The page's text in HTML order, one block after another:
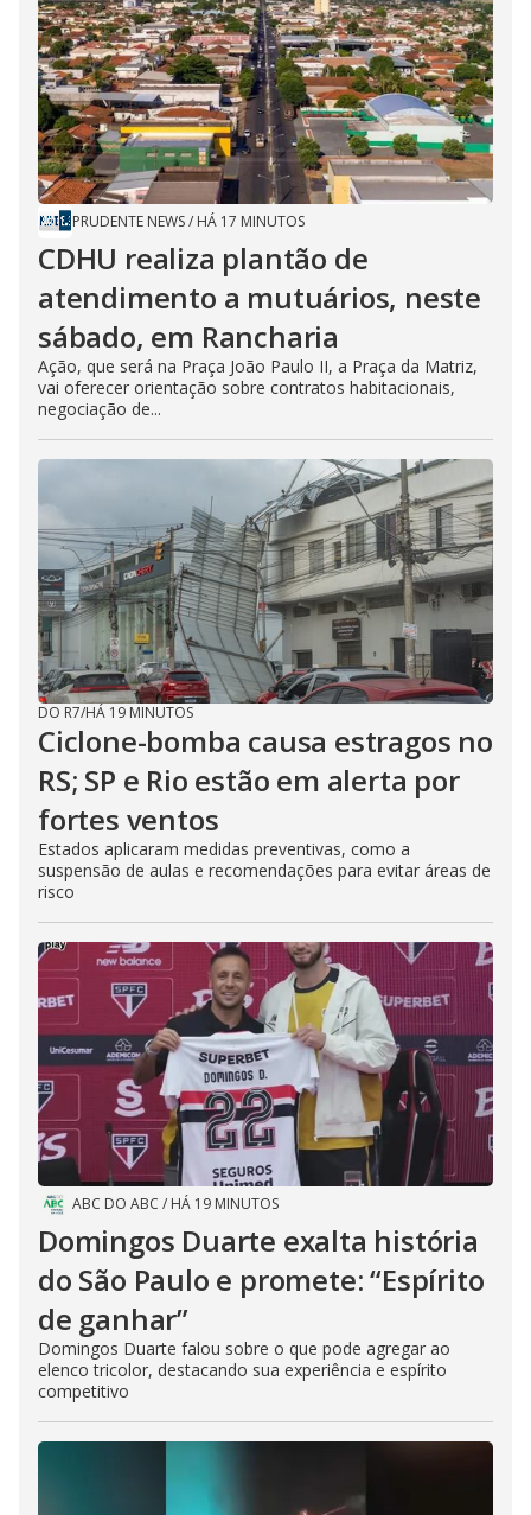
PRUDENTE NEWS/ HÁ 17 MINUTOS
CDHU realiza plantão de
atendimento a mutuários, neste
sábado, em Rancharia
Ação, que será na Praça João Paulo II, a Praça da Matriz,
vai oferecer orientação sobre contratos habitacionais,
negociação de...
DO R7/HÁ 19 MINUTOS
Ciclone-bomba causa estragos no
RS; SP e Rio estão em alerta por
fortes ventos
Estados aplicaram medidas preventivas, como a
suspensão de aulas e recomendações para evitar áreas de
risco
ABC DO ABC / HÁ 19 MINUTOS
Domingos Duarte exalta história
do São Paulo e promete: “Espírito
de ganhar”
Domingos Duarte falou sobre o que pode agregar ao
elenco tricolor, destacando sua experiência e espírito
competitivo